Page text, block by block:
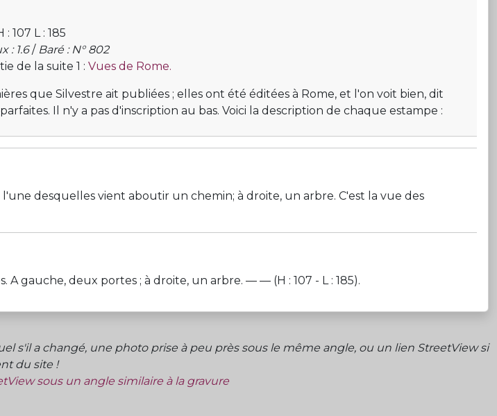
: 107 L : 185
: 1.6/ Baré : N° 802
de la suite 1 : Vues de Rome.
que Silvestre ait publiées ; elles ont été éditées à Rome, et l'on voit bien, dit
Il n'y a pas d'inscription au bas. Voici la description de chaque estampe :
desquelles vient aboutir un chemin; à droite, un arbre. C'est la vue des
A gauche, deux portes ; à droite, un arbre. — — (H : 107 - L : 185).
s'il a changé, une photo prise à peu près sous le même angle, ou un lien StreetView si
du site !
sous un angle similaire à la gravure